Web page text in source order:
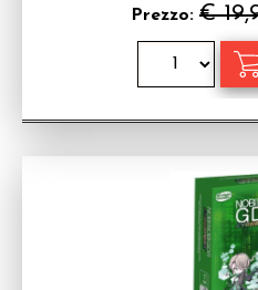
Prezzo: €